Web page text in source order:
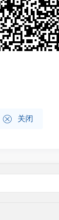
 关闭